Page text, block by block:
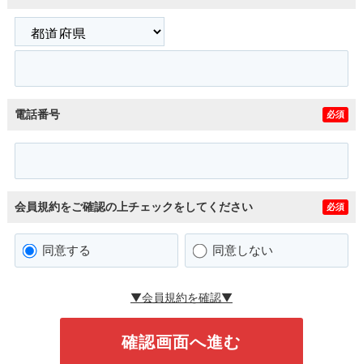
電話番号 必須
会員規約をご確認の上チェックをしてください 必須
同意する 同意しない
▼会員規約を確認▼